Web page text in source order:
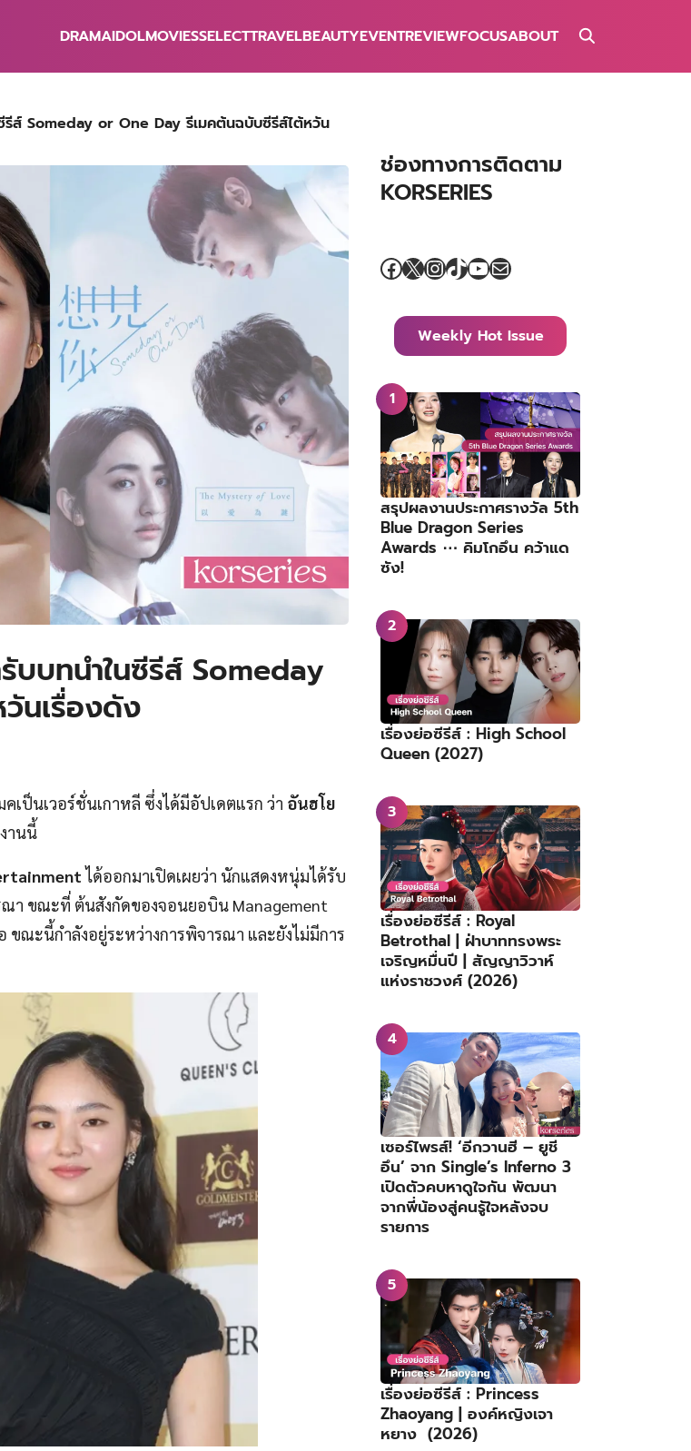
DRAMAIDOLMOVIESSELECTTRAVELBEAUTYEVENTREVIEWFOCUSABOUT
ส์ Someday or One Day รีเมคต้นฉบับซีรีส์ไต้หวัน
บทนำในซีรีส์ Someday
นเรื่องดัง
คเป็นเวอร์ชั่นเกาหลี ซึ่งได้มีอัปเดตแรก ว่า อันฮโย
านนี้
ได้ออกมาเปิดเผยว่า นักแสดงหนุ่มได้รับ
ณา ขณะที่ ต้นสังกัดของจอนยอบิน Management
ขณะนี้กำลังอยู่ระหว่างการพิจารณา และยังไม่มีการ
ช่องทางการติดตาม
KORSERIES
Facebook
X Instagram
TikTok
YouTube
Mail
Weekly Hot Issue
สรุปผลงานประกาศรางวัล 5th
Blue Dragon Series
Awards ⋯ คิมโกอึน คว้าแด
ซัง!
เรื่องย่อซีรีส์ : High School
Queen (2027)
เรื่องย่อซีรีส์ : Royal
Betrothal | ฝ่าบาททรงพระ
เจริญหมื่นปี | สัญญาวิวาห์
แห่งราชวงศ์ (2026)
เซอร์ไพรส์! ‘อีกวานฮี – ยูชี
อึน’ จาก Single’s Inferno 3
เปิดตัวคบหาดูใจกัน พัฒนา
จากพี่น้องสู่คนรู้ใจหลังจบ
รายการ
เรื่องย่อซีรีส์ : Princess
Zhaoyang | องค์หญิงเจา
หยาง (2026)